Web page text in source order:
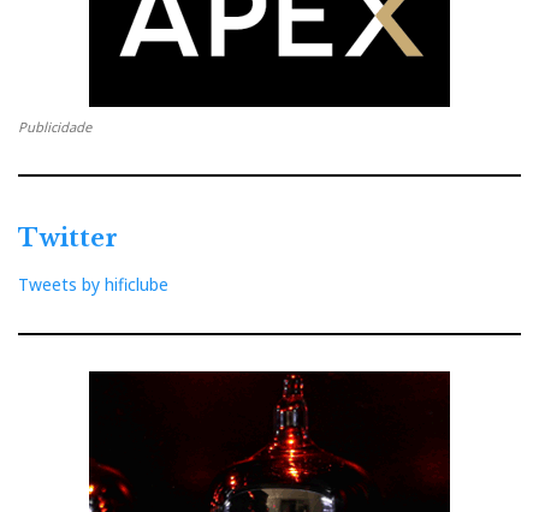
Publicidade
Twitter
Tweets by hificlube